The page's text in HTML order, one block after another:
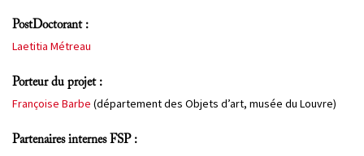
PostDoctorant :
Laetitia Métreau
Porteur du projet :
Françoise Barbe (département des Objets d’art, musée du Louvre)
Partenaires internes FSP :